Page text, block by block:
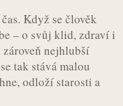
Když se člověk
– o svůj klid, zdraví i
nejhlubší
tak stává malou
odloží starosti a